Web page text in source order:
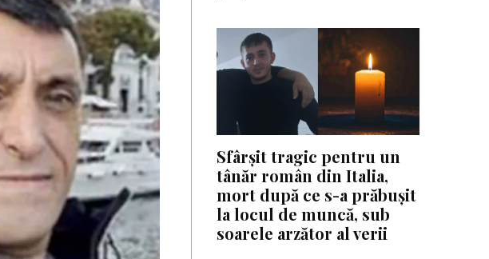
Sfârșit tragic pentru un
tânăr român din Italia,
mort după ce s-a prăbușit
la locul de muncă, sub
soarele arzător al verii